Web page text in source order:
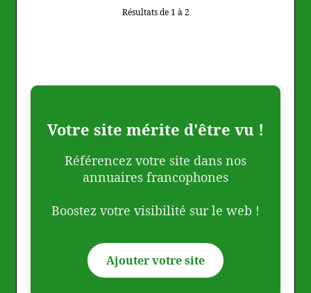
Résultats de 1 à 2
Votre site mérite d'être vu !
Référencez votre site dans nos
annuaires francophones
Boostez votre visibilité sur le web !
Ajouter votre site